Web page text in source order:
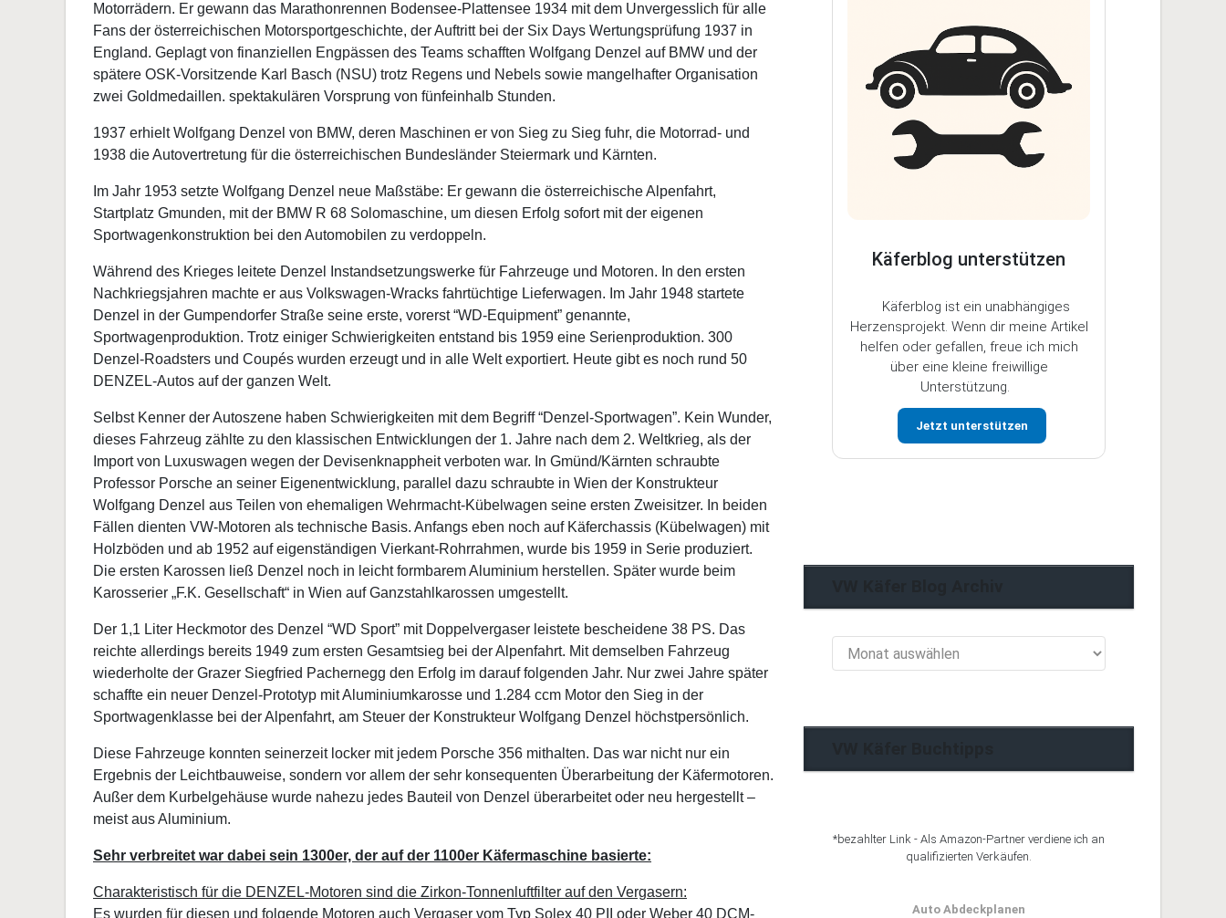
Motorrädern. Er gewann das Marathonrennen Bodensee-Plattensee 1934 mit dem Unvergesslich für alle
Fans der österreichischen Motorsportgeschichte, der Auftritt bei der Six Days Wertungsprüfung 1937 in
England. Geplagt von finanziellen Engpässen des Teams schafften Wolfgang Denzel auf BMW und der
spätere OSK-Vorsitzende Karl Basch (NSU) trotz Regens und Nebels sowie mangelhafter Organisation
zwei Goldmedaillen. spektakulären Vorsprung von fünfeinhalb Stunden.
1937 erhielt Wolfgang Denzel von BMW, deren Maschinen er von Sieg zu Sieg fuhr, die Motorrad- und
1938 die Autovertretung für die österreichischen Bundesländer Steiermark und Kärnten.
Im Jahr 1953 setzte Wolfgang Denzel neue Maßstäbe: Er gewann die österreichische Alpenfahrt,
Startplatz Gmunden, mit der BMW R 68 Solomaschine, um diesen Erfolg sofort mit der eigenen
Sportwagenkonstruktion bei den Automobilen zu verdoppeln.
Während des Krieges leitete Denzel Instandsetzungswerke für Fahrzeuge und Motoren. In den ersten
Nachkriegsjahren machte er aus Volkswagen-Wracks fahrtüchtige Lieferwagen. Im Jahr 1948 startete
Denzel in der Gumpendorfer Straße seine erste, vorerst “WD-Equipment” genannte,
Sportwagenproduktion. Trotz einiger Schwierigkeiten entstand bis 1959 eine Serienproduktion. 300
Denzel-Roadsters und Coupés wurden erzeugt und in alle Welt exportiert. Heute gibt es noch rund 50
DENZEL-Autos auf der ganzen Welt.
Selbst Kenner der Autoszene haben Schwierigkeiten mit dem Begriff “Denzel-Sportwagen”. Kein Wunder,
dieses Fahrzeug zählte zu den klassischen Entwicklungen der 1. Jahre nach dem 2. Weltkrieg, als der
Import von Luxuswagen wegen der Devisenknappheit verboten war. In Gmünd/Kärnten schraubte
Professor Porsche an seiner Eigenentwicklung, parallel dazu schraubte in Wien der Konstrukteur
Wolfgang Denzel aus Teilen von ehemaligen Wehrmacht-Kübelwagen seine ersten Zweisitzer. In beiden
Fällen dienten VW-Motoren als technische Basis. Anfangs eben noch auf Käferchassis (Kübelwagen) mit
Holzböden und ab 1952 auf eigenständigen Vierkant-Rohrrahmen, wurde bis 1959 in Serie produziert.
Die ersten Karossen ließ Denzel noch in leicht formbarem Aluminium herstellen. Später wurde beim
Karosserier „F.K. Gesellschaft“ in Wien auf Ganzstahlkarossen umgestellt.
Der 1,1 Liter Heckmotor des Denzel “WD Sport” mit Doppelvergaser leistete bescheidene 38 PS. Das
reichte allerdings bereits 1949 zum ersten Gesamtsieg bei der Alpenfahrt. Mit demselben Fahrzeug
wiederholte der Grazer Siegfried Pachernegg den Erfolg im darauf folgenden Jahr. Nur zwei Jahre später
schaffte ein neuer Denzel-Prototyp mit Aluminiumkarosse und 1.284 ccm Motor den Sieg in der
Sportwagenklasse bei der Alpenfahrt, am Steuer der Konstrukteur Wolfgang Denzel höchstpersönlich.
Diese Fahrzeuge konnten seinerzeit locker mit jedem Porsche 356 mithalten. Das war nicht nur ein
Ergebnis der Leichtbauweise, sondern vor allem der sehr konsequenten Überarbeitung der Käfermotoren.
Außer dem Kurbelgehäuse wurde nahezu jedes Bauteil von Denzel überarbeitet oder neu hergestellt –
meist aus Aluminium.
Sehr verbreitet war dabei sein 1300er, der auf der 1100er Käfermaschine basierte:
Charakteristisch für die DENZEL-Motoren sind die Zirkon-Tonnenluftfilter auf den Vergasern:
Es wurden für diesen und folgende Motoren auch Vergaser vom Typ Solex 40 PII oder Weber 40 DCM-
Käferblog unterstützen
Käferblog ist ein unabhängiges
Herzensprojekt. Wenn dir meine Artikel
helfen oder gefallen, freue ich mich
über eine kleine freiwillige
Unterstützung.
Jetzt unterstützen
Käfer
*bezahlter Link - Als Amazon-Partner verdiene ich an
qualifizierten Verkäufen.
Auto Abdeckplanen